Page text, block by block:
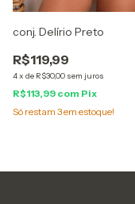
conj. Delírio Preto
R$119,99
4x de R$30,00 sem juros
R$113,99 com Pix
Só restam 3em estoque!